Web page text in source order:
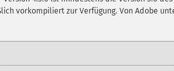
vorkompiliert zur Verfügung. Von Adobe